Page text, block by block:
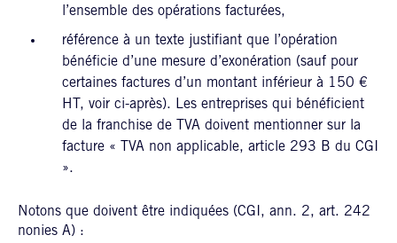
l’ensemble des opérations facturées,
référence à un texte justifiant que l’opération
bénéficie d’une mesure d’exonération (sauf pour
certaines factures d’un montant inférieur à 150 €
HT, voir ci-après). Les entreprises qui bénéficient
de la franchise de TVA doivent mentionner sur la
facture « TVA non applicable, article 293 B du CGI
».
Notons que doivent être indiquées (CGI, ann. 2, art. 242
nonies A) :